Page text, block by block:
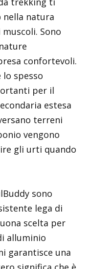
natura
Sono
confortevoli.
lo spesso
per il
estesa
terreni
vengono
gli urti quando
sono
lega di
scelta per
alluminio
garantisce una